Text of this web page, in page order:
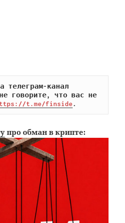
телеграм-канал
говорите, что вас не
t.me/finside.
про обман в крипте: